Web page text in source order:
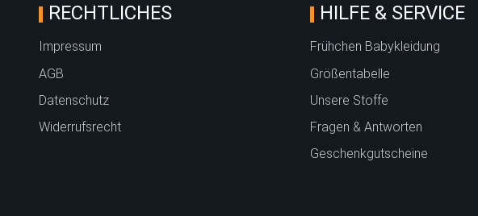
RECHTLICHES
Impressum
AGB
Datenschutz
Widerrufsrecht
HILFE & SERVICE
Frühchen Babykleidung
Größentabelle
Unsere Stoffe
Fragen & Antworten
Geschenkgutscheine